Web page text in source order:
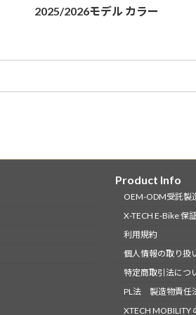
2025/2026モデル カラー
Product Info
OEM-ODM受託製
X-TECH E-Bike 保
利用規約
個人情報の取り扱
特定商取引法につ
PL法 製造物責任
XTECH MOBILITY